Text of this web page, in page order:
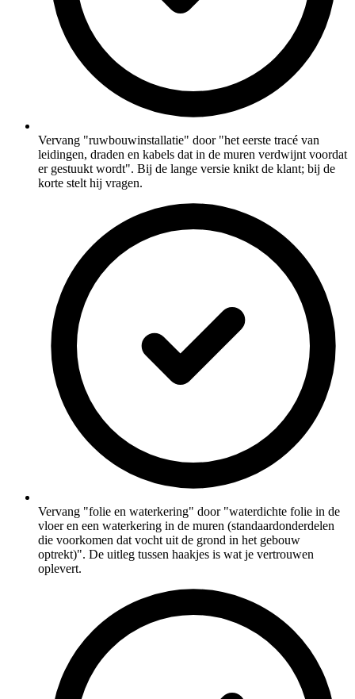
Vervang "ruwbouwinstallatie" door "het eerste tracé van
leidingen, draden en kabels dat in de muren verdwijnt voordat
er gestuukt wordt". Bij de lange versie knikt de klant; bij de
korte stelt hij vragen.
Vervang "folie en waterkering" door "waterdichte folie in de
vloer en een waterkering in de muren (standaardonderdelen
die voorkomen dat vocht uit de grond in het gebouw
optrekt)". De uitleg tussen haakjes is wat je vertrouwen
oplevert.